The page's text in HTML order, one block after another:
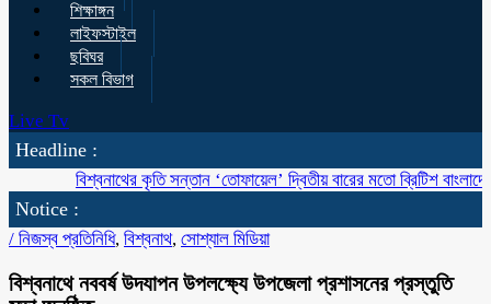
শিক্ষাঙ্গন
লাইফস্টাইল
ছবিঘর
সকল বিভাগ
Live Tv
Headline :
বিশ্বনাথের কৃতি সন্তান ‘তোফায়েল’ দ্বিতীয় বারের মতো ব্রিটিশ বাংলাদেশ
Notice :
/ নিজস্ব প্রতিনিধি, বিশ্বনাথ, সোশ্যাল মিডিয়া
বিশ্বনাথে নববর্ষ উদযাপন উপলক্ষ্যে উপজেলা প্রশাসনের প্রস্তুতি